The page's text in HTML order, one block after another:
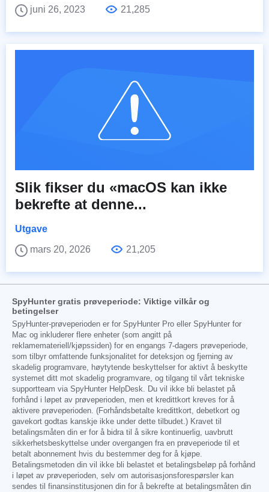
juni 26, 2023
21,285
Slik fikser du «macOS kan ikke
bekrefte at denne...
Utgave
mars 20, 2026
21,205
SpyHunter gratis prøveperiode: Viktige vilkår og
betingelser
SpyHunter-prøveperioden er for SpyHunter Pro eller SpyHunter for
Mac og inkluderer flere enheter (som angitt på
reklamemateriell/kjøpssiden) for en engangs 7-dagers prøveperiode,
som tilbyr omfattende funksjonalitet for deteksjon og fjerning av
skadelig programvare, høytytende beskyttelser for aktivt å beskytte
systemet ditt mot skadelig programvare, og tilgang til vårt tekniske
supportteam via SpyHunter HelpDesk. Du vil ikke bli belastet på
forhånd i løpet av prøveperioden, men et kredittkort kreves for å
aktivere prøveperioden. (Forhåndsbetalte kredittkort, debetkort og
gavekort godtas kanskje ikke under dette tilbudet.) Kravet til
betalingsmåten din er for å bidra til å sikre kontinuerlig, uavbrutt
sikkerhetsbeskyttelse under overgangen fra en prøveperiode til et
betalt abonnement hvis du bestemmer deg for å kjøpe.
Betalingsmetoden din vil ikke bli belastet et betalingsbeløp på forhånd
i løpet av prøveperioden, selv om autorisasjonsforespørsler kan
sendes til finansinstitusjonen din for å bekrefte at betalingsmåten din